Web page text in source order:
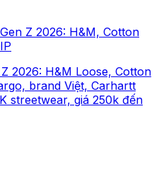
Z 2026: H&M, Cotton
2026: H&M Loose, Cotton
brand Việt, Carhartt
streetwear, giá 250k đến